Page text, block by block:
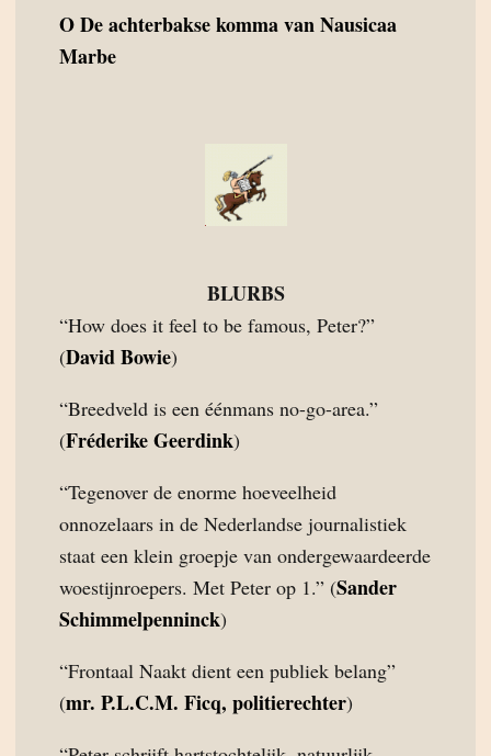
ODe achterbakse komma van Nausicaa
Marbe
BLURBS
“How does it feel to be famous, Peter?”
(David Bowie)
“Breedveld is een éénmans no-go-area.”
(Fréderike Geerdink)
“Tegenover de enorme hoeveelheid
onnozelaars in de Nederlandse journalistiek
staat een klein groepje van ondergewaardeerde
woestijnroepers. Met Peter op 1.” (Sander
Schimmelpenninck)
“Frontaal Naakt dient een publiek belang”
(mr. P.L.C.M. Ficq, politierechter)